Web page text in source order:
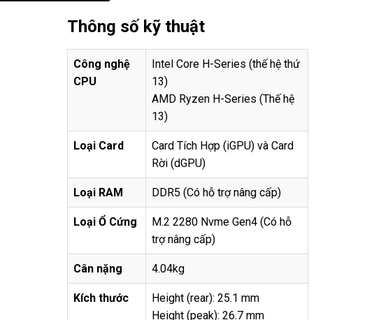
Thông số kỹ thuật
Công nghệ
CPU
Intel Core H-Series (thế hệ thứ
13)
AMD Ryzen H-Series (Thế hệ
13)
Loại Card
Card Tích Hợp (iGPU) và Card
Rời (dGPU)
Loại RAM DDR5 (Có hỗ trợ nâng cấp)
Loại ỔCứng
M.2 2280 Nvme Gen4 (Có hỗ
trợ nâng cấp)
Cân nặng 4.04kg
Kích thước
Height (rear): 25.1 mm
Height (peak): 26.7 mm